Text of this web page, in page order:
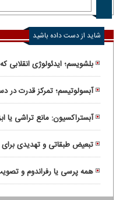
شاید از دست داده باشید
بلشویسم؛ ایدئولوژی
آبسولوتیسم؛ تمرکز قدرت در
آبستراکسیون: مانع تراشی یا
تبعیض طبقاتی و تهدیدی
همه پرسی یا رفراندوم و